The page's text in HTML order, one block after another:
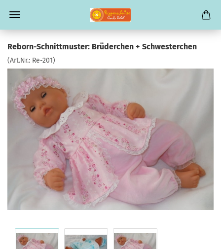
Reborn-Schnittmuster: Brüderchen + Schwesterchen
(Art.Nr.: Re-201)